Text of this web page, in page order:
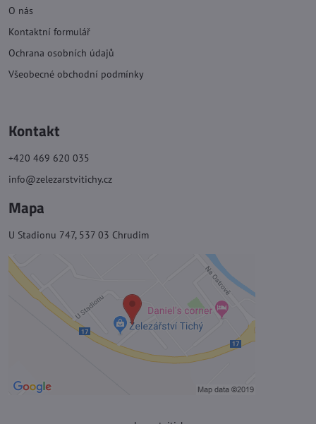
O nás
Kontaktní formulář
Ochrana osobních údajů
Všeobecné obchodní podmínky
Kontakt
+420 469 620 035
info@zelezarstvitichy.cz
Mapa
U Stadionu 747, 537 03 Chrudim